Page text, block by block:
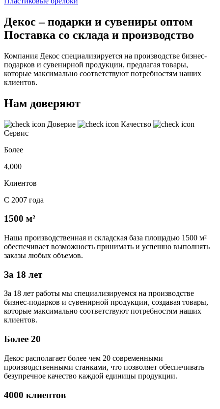
Декос – подарки и сувениры оптом
Поставка со склада и производство
Компания Декос специализируется на производстве бизнес-
подарков и сувенирной продукции, предлагая товары,
которые максимально соответствуют потребностям наших
клиентов.
Нам доверяют
Доверие
Качество
Сервис
Более
4,000
Клиентов
С 2007 года
1500 м²
Наша производственная и складская база площадью 1500 м²
обеспечивает возможность принимать и успешно выполнять
заказы любых объемов.
За 18 лет
За 18 лет работы мы специализируемся на производстве
бизнес-подарков и сувенирной продукции, создавая товары,
которые максимально соответствуют потребностям наших
клиентов.
Более 20
Декос располагает более чем 20 современными
производственными станками, что позволяет обеспечивать
безупречное качество каждой единицы продукции.
4000 клиентов